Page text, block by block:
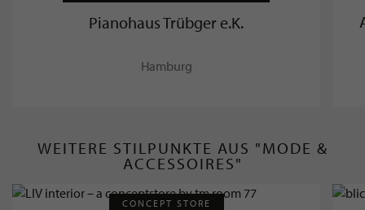
Pianohaus Trübger e.K.
Hamburg
WEITERE STILPUNKTE AUS "MODE &
ACCESSOIRES"
CONCEPT STORE